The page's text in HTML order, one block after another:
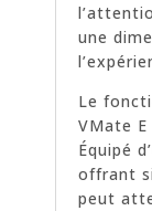
une
Le
VMate
Équipé
offrant
peut